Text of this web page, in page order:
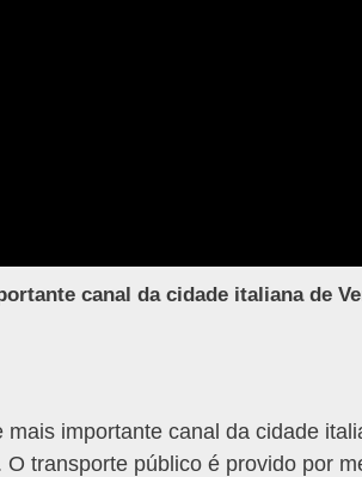
canal da cidade italiana de
mais importante canal da cidade
transporte público é provido por